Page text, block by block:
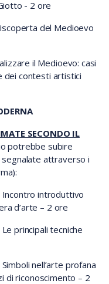
- 2 ore
del Medioevo
il Medioevo: casi
dei contesti artistici
SECONDO IL
potrebbe subire
attraverso i
Incontro introduttivo
d’arte – 2 ore
Le principali tecniche
Simboli nell’arte profana
di riconoscimento – 2